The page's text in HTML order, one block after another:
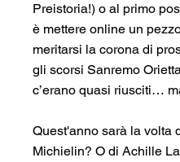
Preistoria!) o al primo
è mettere online un
meritarsi la corona di
gli scorsi Sanremo
c’erano quasi riusciti…
Quest'anno sarà la volta
Michielin? O di Achille